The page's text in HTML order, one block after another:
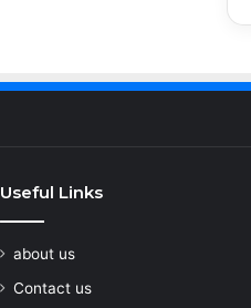
Useful Links
about us
Contact us